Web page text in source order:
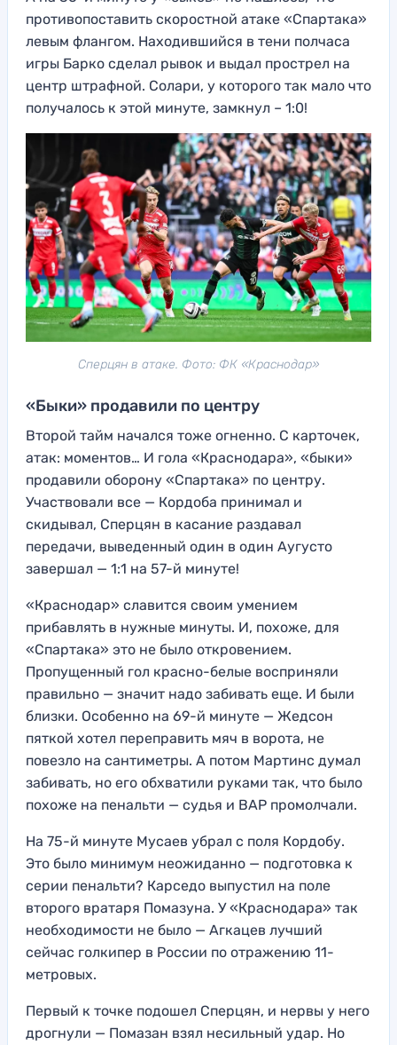
противопоставить скоростной атаке «Спартака»
левым флангом. Находившийся в тени полчаса
игры Барко сделал рывок и выдал прострел на
центр штрафной. Солари, у которого так мало что
получалось к этой минуте, замкнул – 1:0!
Сперцян в атаке. Фото: ФК «Краснодар»
«Быки» продавили по центру
Второй тайм начался тоже огненно. С карточек,
атак: моментов… И гола «Краснодара», «быки»
продавили оборону «Спартака» по центру.
Участвовали все — Кордоба принимал и
скидывал, Сперцян в касание раздавал
передачи, выведенный один в один Аугусто
завершал — 1:1 на 57-й минуте!
«Краснодар» славится своим умением
прибавлять в нужные минуты. И, похоже, для
«Спартака» это не было откровением.
Пропущенный гол красно-белые восприняли
правильно — значит надо забивать еще. И были
близки. Особенно на 69-й минуте — Жедсон
пяткой хотел переправить мяч в ворота, не
повезло на сантиметры. А потом Мартинс думал
забивать, но его обхватили руками так, что было
похоже на пенальти — судья и ВАР промолчали.
На 75-й минуте Мусаев убрал с поля Кордобу.
Это было минимум неожиданно — подготовка к
серии пенальти? Карседо выпустил на поле
второго вратаря Помазуна. У «Краснодара» так
необходимости не было — Агкацев лучший
сейчас голкипер в России по отражению 11-
метровых.
Первый к точке подошел Сперцян, и нервы у него
дрогнули — Помазан взял несильный удар. Но